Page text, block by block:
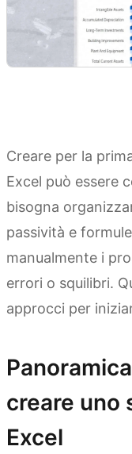
Creare per la
Excel può essere
bisogna
passività e
manualmente i
errori o squilibri.
approcci per
creare uno
Excel